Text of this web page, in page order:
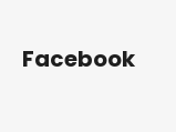
Facebook